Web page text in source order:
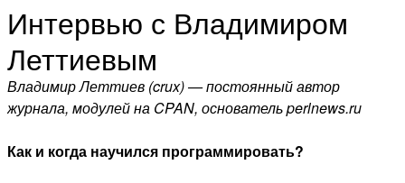
Интервью с Владимиром
Леттиевым
Владимир Леттиев (crux) — постоянный автор
журнала, модулей на CPAN, основатель perlnews.ru
Как и когда научился программировать?